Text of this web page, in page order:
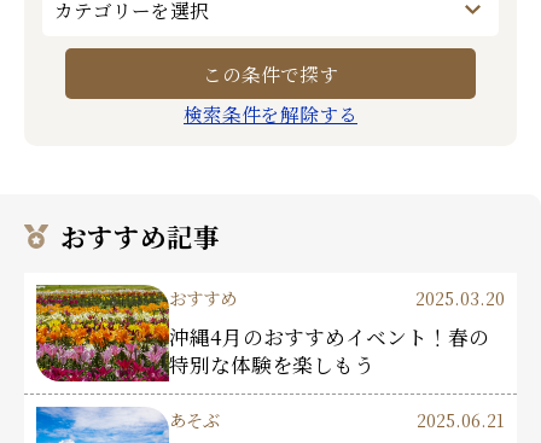
検索条件を解除する
おすすめ記事
おすすめ 2025.03.20
沖縄4月のおすすめイベント！春の
特別な体験を楽しもう
あそぶ 2025.06.21